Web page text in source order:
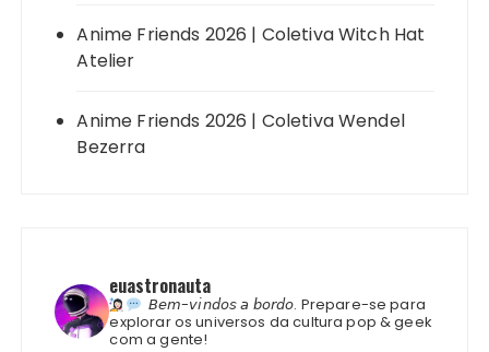
Anime Friends 2026 | Coletiva Witch Hat
Atelier
Anime Friends 2026 | Coletiva Wendel
Bezerra
euastronauta
𝘉𝘦𝘮-𝘷𝘪𝘯𝘥𝘰𝘴 𝘢 𝘣𝘰𝘳𝘥𝘰. Prepare-se para
explorar os universos da cultura pop & geek
com a gente!